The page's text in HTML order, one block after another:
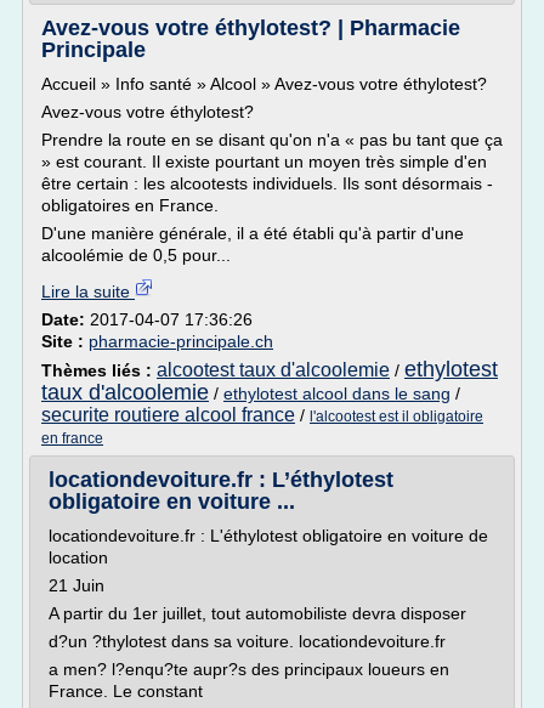
Avez-vous votre éthylotest? | Pharmacie
Principale
Accueil » Info santé » Alcool » Avez-vous votre éthylotest?
Avez-vous votre éthylotest?
Prendre la route en se disant qu'on n'a « pas bu tant que ça
» est courant. Il existe pourtant un moyen très simple d'en
être certain : les alcootests individuels. Ils sont désormais ­
obligatoires en France.
D'une manière générale, il a été établi qu'à partir d'une
alcoolémie de 0,5 pour...
Lire la suite
Date: 2017-04-07 17:36:26
Site : pharmacie-principale.ch
Thèmes liés : alcootest taux d'alcoolemie / ethylotest
taux d'alcoolemie / ethylotest alcool dans le sang /
securite routiere alcool france / l'alcootest est il obligatoire
en france
locationdevoiture.fr : L’éthylotest
obligatoire en voiture ...
locationdevoiture.fr : L'éthylotest obligatoire en voiture de
location
21 Juin
A partir du 1er juillet, tout automobiliste devra disposer
d?un ?thylotest dans sa voiture. locationdevoiture.fr
a men? l?enqu?te aupr?s des principaux loueurs en
France. Le constant